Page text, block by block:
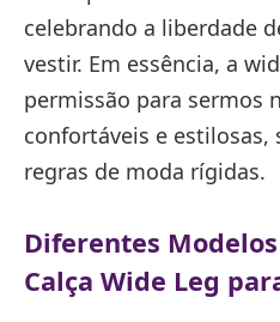
celebrando a liberdade
vestir. Em essência, a
permissão para sermos
confortáveis e estilosas,
regras de moda rígidas.
Diferentes
Calça Wide Leg